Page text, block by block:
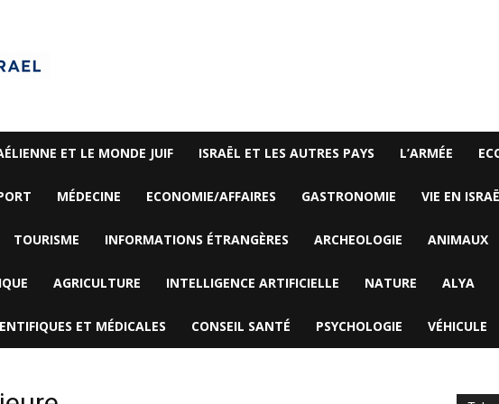
ET LE MONDE JUIF ISRAËL ET LES AUTRES PAYS L’ARMÉE
MÉDECINE ECONOMIE/AFFAIRES GASTRONOMIE VIE EN
TOURISME INFORMATIONS ÉTRANGÈRES ARCHEOLOGIE ANIMAUX
AGRICULTURE INTELLIGENCE ARTIFICIELLE NATURE ALYA
ET MÉDICALES CONSEIL SANTÉ PSYCHOLOGIE VÉHICULE